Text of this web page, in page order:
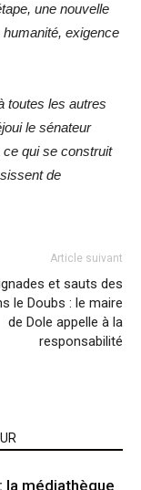
une nouvelle
exigence
toutes les autres
le sénateur
qui se construit
de
Article suivant
et sauts des
le Doubs : le maire
de Dole appelle à la
responsabilité
la médiathèque